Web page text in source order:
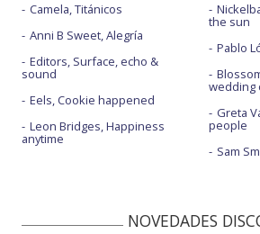
Camela, Titánicos
Anni B Sweet, Alegría
Editors, Surface, echo &
sound
Eels, Cookie happened
Leon Bridges, Happiness
anytime
the sun
Pablo
wedding
Greta
people
Sam
NOVEDADES